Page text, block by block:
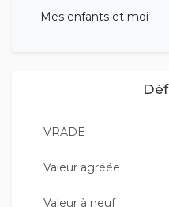
Mes enfants et moi
VRADE
Valeur agréée
Valeur à neuf